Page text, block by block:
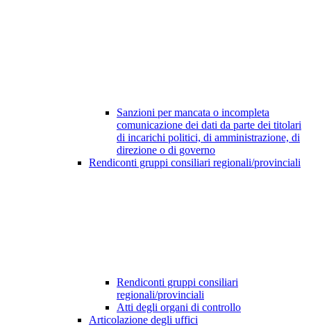
Sanzioni per mancata o incompleta
comunicazione dei dati da parte dei titolari
di incarichi politici, di amministrazione, di
direzione o di governo
Rendiconti gruppi consiliari regionali/provinciali
Rendiconti gruppi consiliari
regionali/provinciali
Atti degli organi di controllo
Articolazione degli uffici